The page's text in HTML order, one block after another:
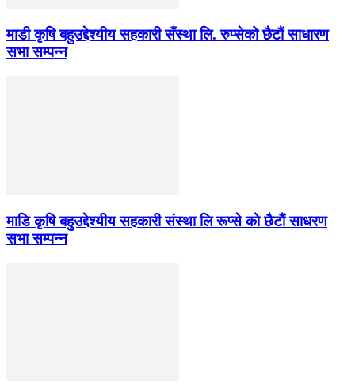
माडी कृषि बहुउद्देश्यीय सहकारी सँस्था लि. रुप्सेको छैटाैं साधारण
सभा सम्पन्न
माडि कृषि बहुउद्देश्यीय सहकारी संस्था लि रूप्से काे छैटाैं साधरण
सभा सम्पन्न